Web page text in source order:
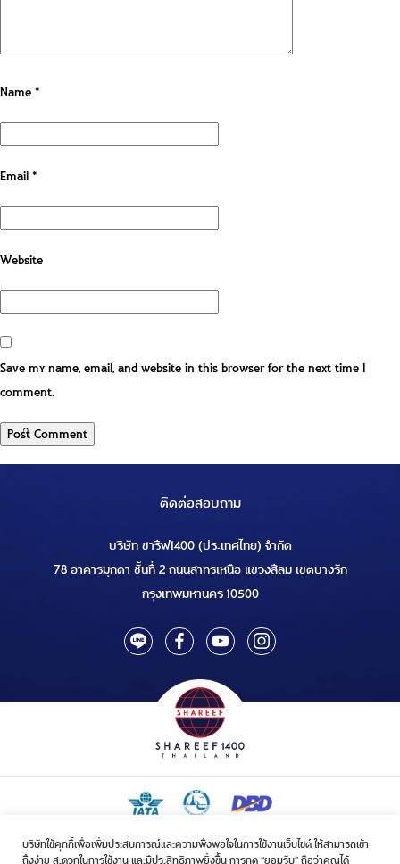
บริษัทใช้คุกกี้เพื่อเพิ่มประสบการณ์และความพึงพอใจในการใช้งานเว็บไซต์ ให้สามารถเข้า
ถึงง่าย สะดวกในการใช้งาน และมีประสิทธิภาพยิ่งขึ้น การกด “ยอมรับ” ถือว่าคุณได้
Name*
Email*
Website
Save my name, email, and website in this browser for the next time I
comment.
ติดต่อสอบถาม
บริษัท ชารีฟ1400 (ประเทศไทย) จำกัด
78 อาคารมุกดา ชั้นที่ 2 ถนนสาทรเหนือ แขวงสีลม เขตบางรัก
กรุงเทพมหานคร 10500
ใบอนุญาตเป็นผู้ประกอบกิจการรับจัดบริการขนส่งในกิจการฮัจย์เลขที่ 1/2568